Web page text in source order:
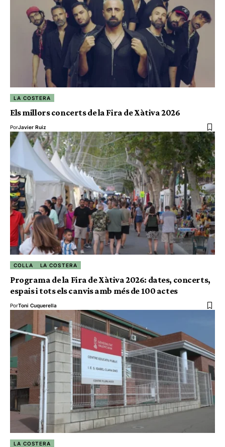
LA COSTERA
Els millors concerts de la Fira de Xàtiva 2026
PorJavier Ruiz
COLLA LA COSTERA
Programa de la Fira de Xàtiva 2026: dates, concerts,
espais i tots els canvis amb més de 100 actes
PorToni Cuquerella
LA COSTERA